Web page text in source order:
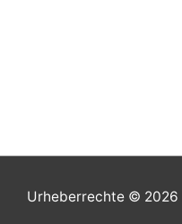
Urheberrechte © 2026